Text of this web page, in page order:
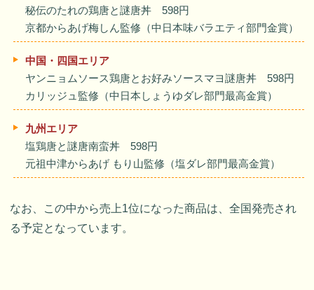
秘伝のたれの鶏唐と謎唐丼 598円
京都からあげ梅しん監修（中日本味バラエティ部門金賞）
中国・四国エリア
ヤンニョムソース鶏唐とお好みソースマヨ謎唐丼 598円
カリッジュ監修（中日本しょうゆダレ部門最高金賞）
九州エリア
塩鶏唐と謎唐南蛮丼 598円
元祖中津からあげ もり山監修（塩ダレ部門最高金賞）
なお、この中から売上1位になった商品は、全国発売され
る予定となっています。